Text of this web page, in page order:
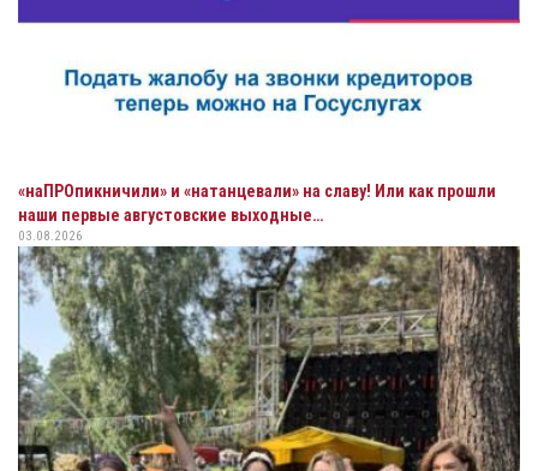
«наПРОпикничили» и «натанцевали» на славу! Или как прошли
наши первые августовские выходные…
03.08.2026